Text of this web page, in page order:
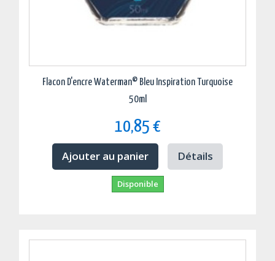
Flacon D'encre Waterman© Bleu Inspiration Turquoise
50ml
10,85 €
Ajouter au panier Détails
Disponible